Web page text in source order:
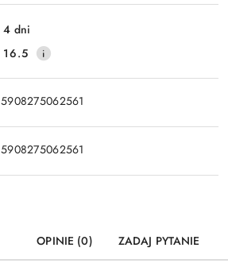
4 dni
16.5
5908275062561
5908275062561
OPINIE (0) ZADAJ PYTANIE